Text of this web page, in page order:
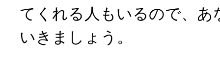
てくれる人もいるので、あ
いきましょう。